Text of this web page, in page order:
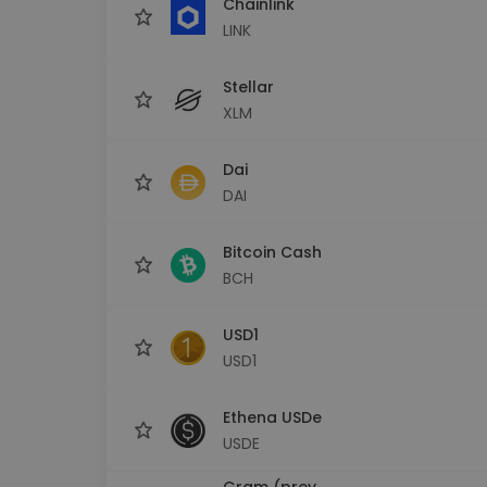
LINK
Stellar
XLM
Dai
DAI
Bitcoin Cash
BCH
USD1
USD1
Ethena USDe
USDE